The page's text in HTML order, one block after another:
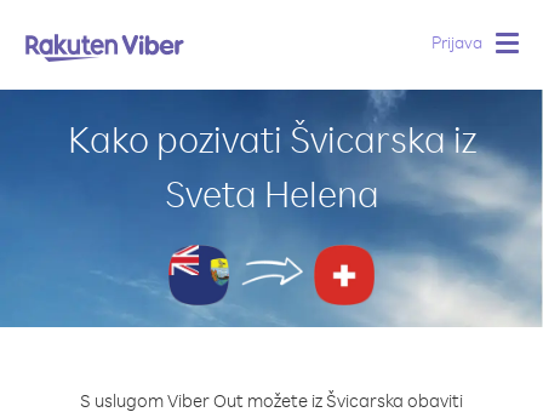
Prijava
Kako pozivati Švicarska iz
Sveta Helena
S uslugom Viber Out možete iz Švicarska obaviti